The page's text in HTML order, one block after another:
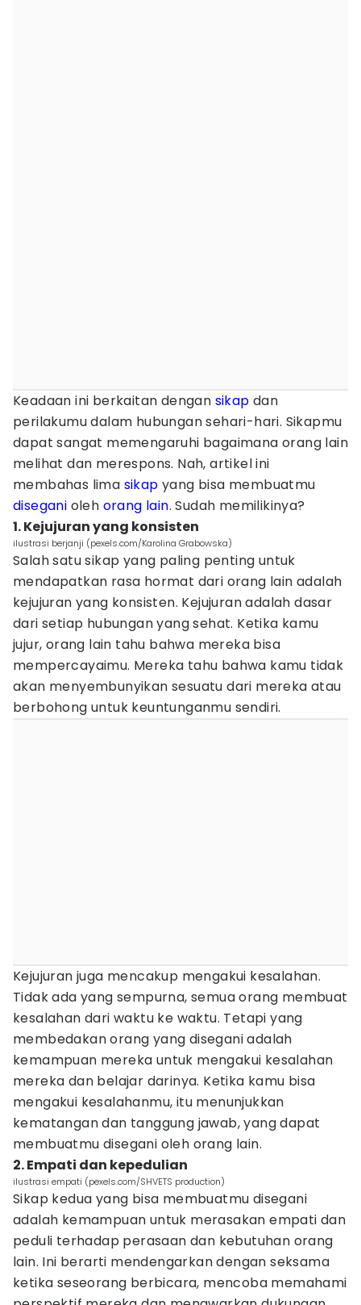
Keadaan ini berkaitan dengan sikap dan
perilakumu dalam hubungan sehari-hari. Sikapmu
dapat sangat memengaruhi bagaimana orang lain
melihat dan merespons. Nah, artikel ini
membahas lima sikap yang bisa membuatmu
disegani oleh orang lain. Sudah memilikinya?
1. Kejujuran yang konsisten
ilustrasi berjanji (pexels.com/Karolina Grabowska)
Salah satu sikap yang paling penting untuk
mendapatkan rasa hormat dari orang lain adalah
kejujuran yang konsisten. Kejujuran adalah dasar
dari setiap hubungan yang sehat. Ketika kamu
jujur, orang lain tahu bahwa mereka bisa
mempercayaimu. Mereka tahu bahwa kamu tidak
akan menyembunyikan sesuatu dari mereka atau
berbohong untuk keuntunganmu sendiri.
Kejujuran juga mencakup mengakui kesalahan.
Tidak ada yang sempurna, semua orang membuat
kesalahan dari waktu ke waktu. Tetapi yang
membedakan orang yang disegani adalah
kemampuan mereka untuk mengakui kesalahan
mereka dan belajar darinya. Ketika kamu bisa
mengakui kesalahanmu, itu menunjukkan
kematangan dan tanggung jawab, yang dapat
membuatmu disegani oleh orang lain.
2. Empati dan kepedulian
ilustrasi empati (pexels.com/SHVETS production)
Sikap kedua yang bisa membuatmu disegani
adalah kemampuan untuk merasakan empati dan
peduli terhadap perasaan dan kebutuhan orang
lain. Ini berarti mendengarkan dengan seksama
ketika seseorang berbicara, mencoba memahami